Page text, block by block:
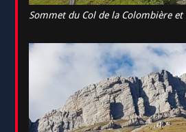
Sommet du Col de la Colombière et